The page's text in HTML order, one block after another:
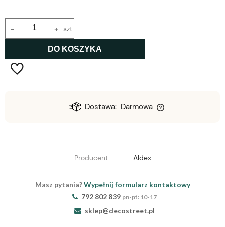
+
- szt.
DO KOSZYKA
Dostawa: Darmowa
Producent: Aldex
Masz pytania?Wypełnij formularz kontaktowy
792 802 839 pn-pt: 10-17
sklep@decostreet.pl